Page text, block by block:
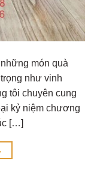
món quà
như vinh
tôi chuyên cung
kỷ niệm chương
[…]